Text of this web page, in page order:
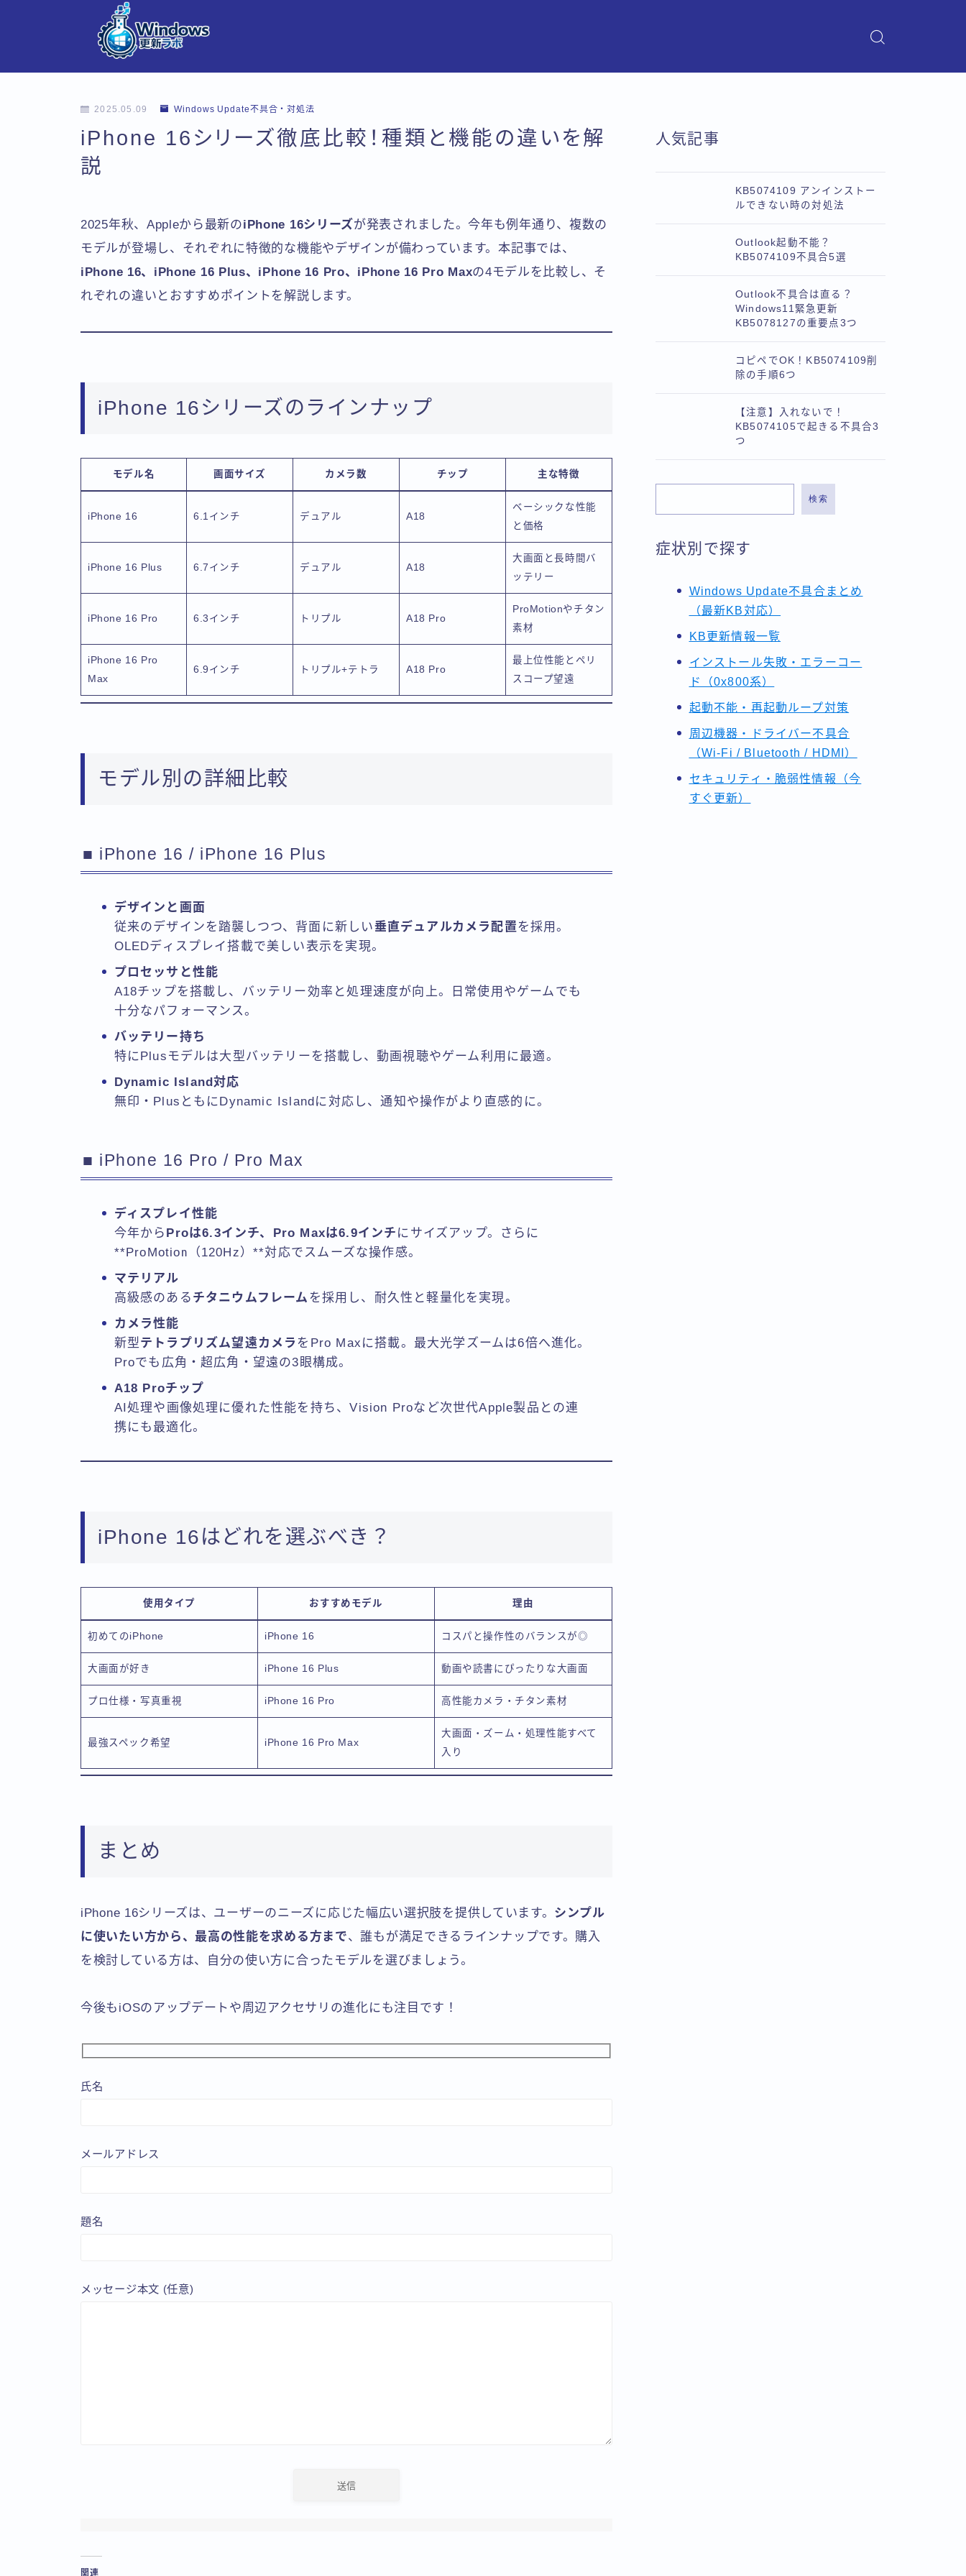
2025.05.09 Windows Update不具合・対処法
iPhone 16シリーズ徹底比較！種類と機能の違いを解
説
2025年秋、Appleから最新のiPhone 16シリーズが発表されました。今年も例年通り、複数の
モデルが登場し、それぞれに特徴的な機能やデザインが備わっています。本記事では、
iPhone 16、iPhone 16 Plus、iPhone 16 Pro、iPhone 16 Pro Maxの4モデルを比較し、そ
れぞれの違いとおすすめポイントを解説します。
iPhone 16シリーズのラインナップ
モデル名 画面サイズ カメラ数 チップ 主な特徴
iPhone 16 6.1インチ デュアル A18
ベーシックな性能
と価格
iPhone 16 Plus 6.7インチ デュアル A18
大画面と長時間バ
ッテリー
iPhone 16 Pro 6.3インチ トリプル A18 Pro
ProMotionやチタン
素材
iPhone 16 Pro
Max
6.9インチ トリプル+テトラ A18 Pro
最上位性能とペリ
スコープ望遠
モデル別の詳細比較
■ iPhone 16 / iPhone 16 Plus
デザインと画面
従来のデザインを踏襲しつつ、背面に新しい垂直デュアルカメラ配置 を採用。
OLEDディスプレイ搭載で美しい表示を実現。
プロセッサと性能
A18チップを搭載し、バッテリー効率と処理速度が向上。日常使用やゲームでも
十分なパフォーマンス。
バッテリー持ち
特にPlusモデルは大型バッテリーを搭載し、動画視聴やゲーム利用に最適。
Dynamic Island対応
無印・PlusともにDynamic Islandに対応し、通知や操作がより直感的に。
■ iPhone 16 Pro / Pro Max
ディスプレイ性能
今年から Proは6.3インチ、Pro Maxは6.9インチ にサイズアップ。さらに
**ProMotion（120Hz）**対応でスムーズな操作感。
マテリアル
高級感のある チタニウムフレーム を採用し、耐久性と軽量化を実現。
カメラ性能
新型テトラプリズム望遠カメラ をPro Maxに搭載。最大光学ズームは6倍へ進化。
Proでも広角・超広角・望遠の3眼構成。
A18 Proチップ
AI処理や画像処理に優れた性能を持ち、Vision Proなど次世代Apple製品との連
携にも最適化。
iPhone 16はどれを選ぶべき？
使用タイプ おすすめモデル 理由
初めてのiPhone iPhone 16 コスパと操作性のバランスが◎
大画面が好き iPhone 16 Plus 動画や読書にぴったりな大画面
プロ仕様・写真重視 iPhone 16 Pro 高性能カメラ・チタン素材
最強スペック希望 iPhone 16 Pro Max
大画面・ズーム・処理性能すべて
入り
まとめ
iPhone 16シリーズは、ユーザーのニーズに応じた幅広い選択肢を提供しています。 シンプル
に使いたい方から、最高の性能を求める方まで、誰もが満足できるラインナップです。購入
を検討している方は、自分の使い方に合ったモデルを選びましょう。
今後もiOSのアップデートや周辺アクセサリの進化にも注目です！
氏名
メールアドレス
題名
メッセージ本文 (任意)
関連
人気記事
KB5074109 アンインストー
ルできない時の対処法
Outlook起動不能？
KB5074109不具合5選
Outlook不具合は直る？
Windows11緊急更新
KB5078127の重要点3つ
コピペでOK！KB5074109削
除の手順6つ
【注意】入れないで！
KB5074105で起きる不具合3
つ
検索
症状別で探す
Windows Update不具合まとめ
（最新KB対応）
KB更新情報一覧
インストール失敗・エラーコー
ド（0x800系）
起動不能・再起動ループ対策
周辺機器・ドライバー不具合
（Wi-Fi / Bluetooth / HDMI）
セキュリティ・脆弱性情報（今
すぐ更新）